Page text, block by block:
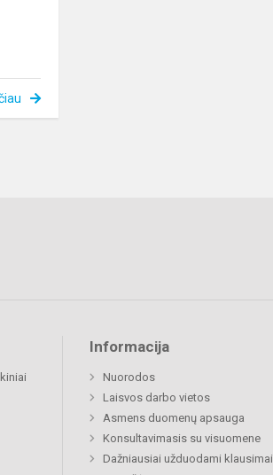
Informacija
Nuorodos
Laisvos darbo vietos
Asmens duomenų apsauga
Konsultavimasis su visuomene
Dažniausiai užduodami klausimai